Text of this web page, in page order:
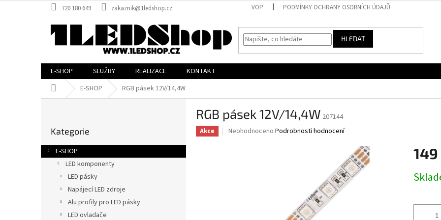
na
720 180 649 zakaznik@1ledshop.cz VOP PODMÍNKY OCHRANY OSOBNÍCH ÚDAJŮ
HLEDAT
E-SHOP SLUŽBY REALIZACE
KONTAKT
Domů E-SHOP RGB pásek 12V/14,4W
r
a
kategorie
Kategorie
E-SHOP
LED komponenty
LED pásky
Napájecí LED zdroje
Alu profily pro LED pásky
LED ovladače
RGB pásek 12V/14,4W 207144
Akce
Průměrné
Neohodnoceno Podrobnosti hodnocení
149
cena: